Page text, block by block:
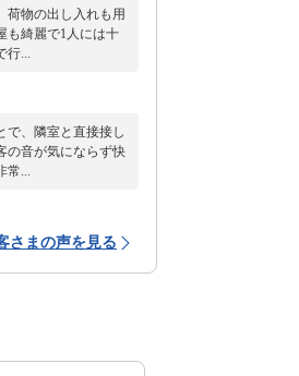
荷物の出し入れも用
も綺麗で1人には十
行...
で、隣室と直接接し
の音が気にならず快
常...
さまの声を見る